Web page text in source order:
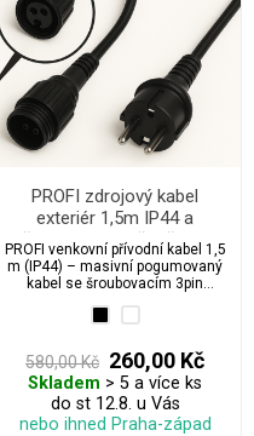
PROFI zdrojový kabel
exteriér 1,5m IP44 a
šroubovacím těsněným
konektorem pro PROFI
venkovní osvětlení
PROFI venkovní přívodní kabel 1,5
m (IP44) – masivní pogumovaný
kabel se šroubovacím 3pin
výhradně pro PROFI systém.
580,00 Kč 260,00 Kč
Skladem > 5 a více ks
do st 12.8. u Vás
nebo ihned Praha-západ